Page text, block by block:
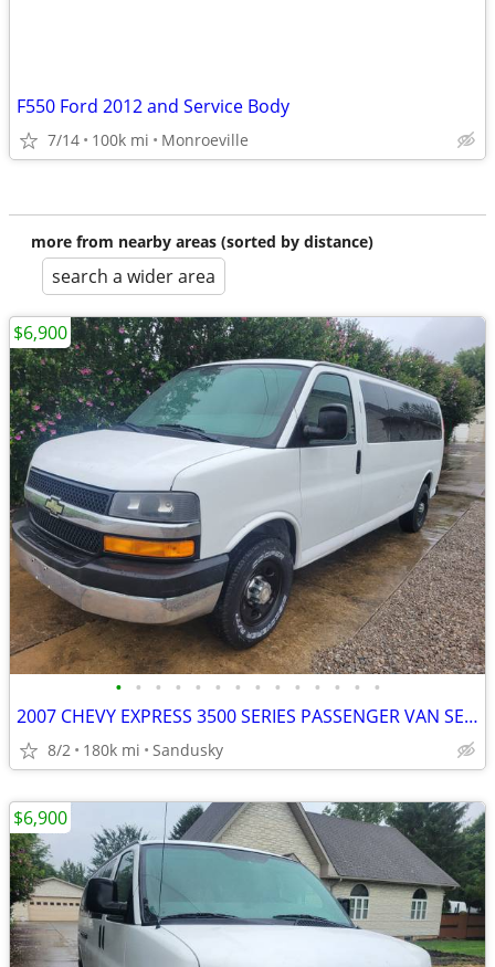
F550 Ford 2012 and Service Body
7/14 100k mi Monroeville
more from nearby areas (sorted by distance)
search a wider area
• • • • • • • • • • • • • •
2007 CHEVY EXPRESS 3500 SERIES PASSENGER VAN SEATS 14
8/2 180k mi Sandusky
$6,900
$6,900